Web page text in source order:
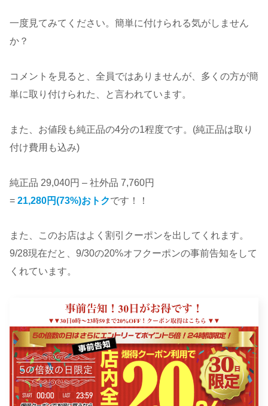
一度見てみてください。簡単に付けられる気がしません
か？
コメントを見ると、全員ではありませんが、多くの方が簡
単に取り付けられた、と言われています。
また、お値段も純正品の4分の1程度です。(純正品は取り
付け費用も込み)
純正品 29,040円 – 社外品 7,760円
= 21,280円(73%)おトクです！！
また、このお店はよく割引クーポンを出してくれます。
9/28現在だと、9/30の20%オフクーポンの事前告知をして
くれています。